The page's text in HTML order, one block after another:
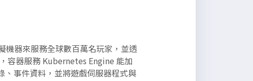
機器來服務全球數百萬名玩家，並透
容器服務 Kubernetes Engine 能加
事件資料，並將遊戲伺服器程式與